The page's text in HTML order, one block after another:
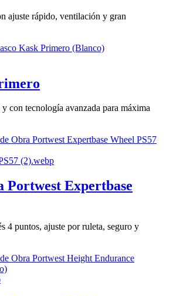
ajuste rápido, ventilación y gran
con tecnología avanzada para máxima
Portwest Expertbase
4 puntos, ajuste por ruleta, seguro y